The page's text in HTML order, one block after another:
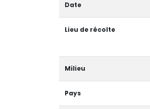
Date
Lieu de récolte
Milieu
Pays